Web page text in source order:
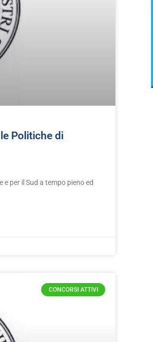
Politiche di
per il Sud a tempo pieno ed
CONCORSI ATTIVI